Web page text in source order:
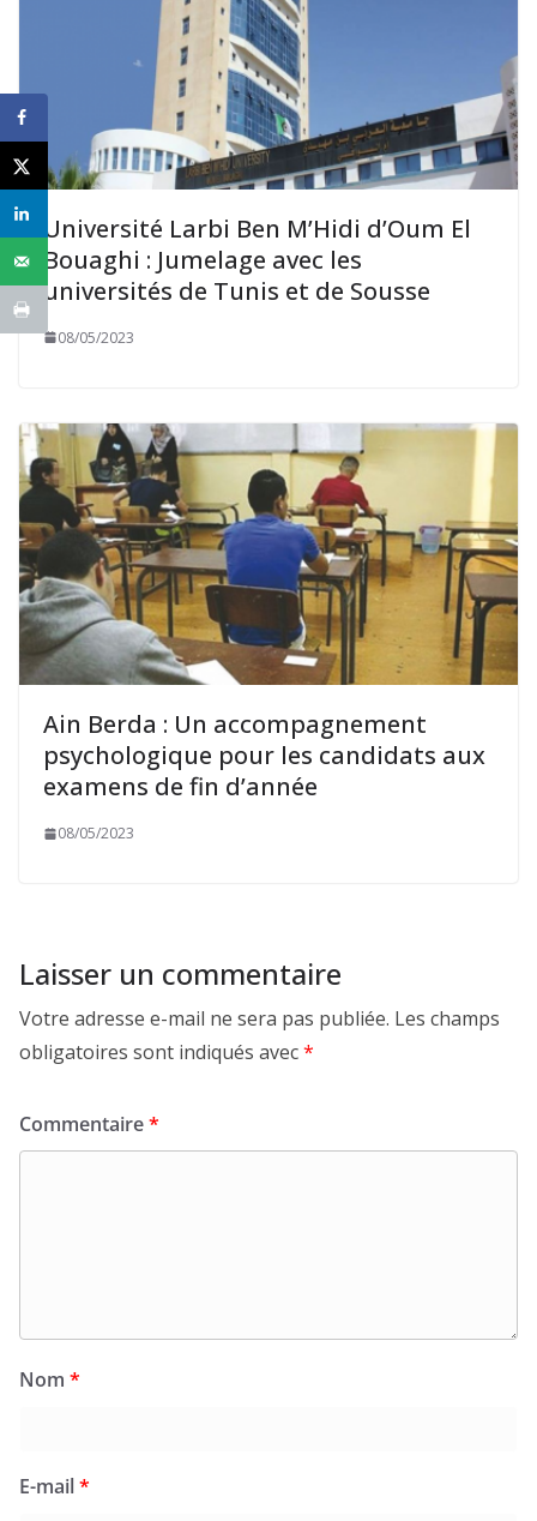
Université Larbi Ben M’Hidi d’Oum El
Bouaghi : Jumelage avec les
universités de Tunis et de Sousse
08/05/2023
Ain Berda : Un accompagnement
psychologique pour les candidats aux
examens de fin d’année
08/05/2023
Laisser un commentaire
Votre adresse e-mail ne sera pas publiée. Les champs
obligatoires sont indiqués avec*
Commentaire*
Nom *
E-mail*